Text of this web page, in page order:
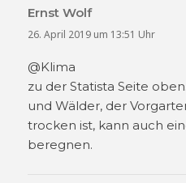
Ernst Wolfsagt:
26. April 2019 um 13:51 Uhr
@Klima
zu der Statista Seite
und Wälder, der
trocken ist, kann auch
beregnen.